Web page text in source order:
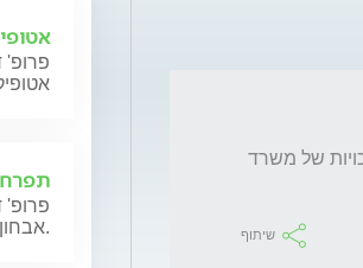
שיתוף
פרופ'
פרופ'
אבחון וטיפול.